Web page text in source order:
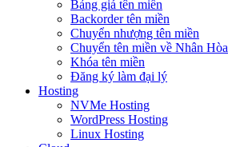
Bảng giá tên miền
Backorder tên miền
Chuyển nhượng tên miền
Chuyển tên miền về Nhân Hòa
Khóa tên miền
Đăng ký làm đại lý
Hosting
NVMe Hosting
WordPress Hosting
Linux Hosting